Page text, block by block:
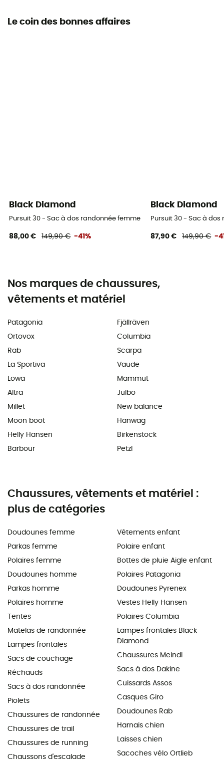
Le coin des bonnes affaires
Black Diamond
Pursuit 30 - Sac à dos randonnée femme
88,00 € 149,90 € -41%
Black Diamond
Pursuit 30 - Sac à
87,90 € 149,90 € -
Nos marques de chaussures,
vêtements et matériel
Patagonia
Ortovox
Rab
La Sportiva
Lowa
Altra
Millet
Moon boot
Helly Hansen
Barbour
Fjällräven
Columbia
Scarpa
Vaude
Mammut
Julbo
New balance
Hanwag
Birkenstock
Petzl
Chaussures, vêtements et matériel :
plus de catégories
Doudounes femme
Parkas femme
Polaires femme
Doudounes homme
Parkas homme
Polaires homme
Tentes
Matelas de randonnée
Lampes frontales
Sacs de couchage
Réchauds
Sacs à dos randonnée
Piolets
Chaussures de randonnée
Chaussures de trail
Chaussures de running
Chaussons d'escalade
Vêtements enfant
Polaire enfant
Bottes de pluie Aigle enfant
Polaires Patagonia
Doudounes Pyrenex
Vestes Helly Hansen
Polaires Columbia
Lampes frontales Black
Diamond
Chaussures Meindl
Sacs à dos Dakine
Cuissards Assos
Casques Giro
Doudounes Rab
Harnais chien
Laisses chien
Sacoches vélo Ortlieb